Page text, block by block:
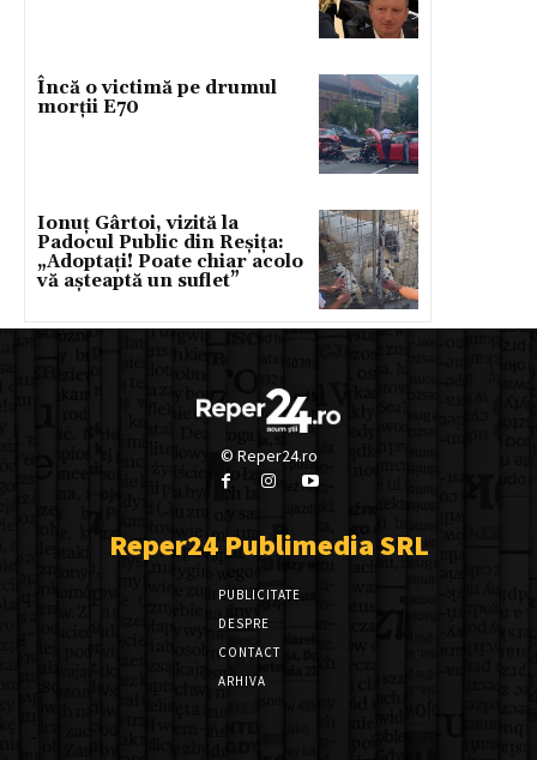
Încă o victimă pe drumul
morții E70
Ionuț Gârtoi, vizită la
Padocul Public din Reșița:
„Adoptați! Poate chiar acolo
vă așteaptă un suflet”
© Reper24.ro
Reper24 Publimedia SRL
PUBLICITATE
DESPRE
CONTACT
ARHIVA